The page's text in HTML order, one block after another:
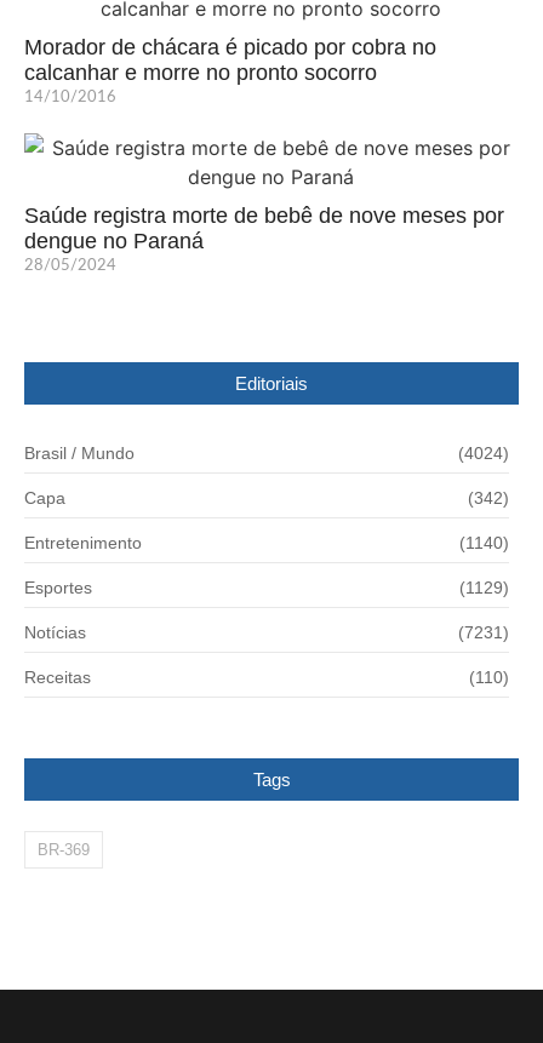
Morador de chácara é picado por cobra no
calcanhar e morre no pronto socorro
14/10/2016
Saúde registra morte de bebê de nove meses por
dengue no Paraná
28/05/2024
Editoriais
Brasil / Mundo (4024)
Capa (342)
Entretenimento (1140)
Esportes (1129)
Notícias (7231)
Receitas (110)
Tags
BR-369